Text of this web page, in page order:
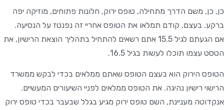
כן, כן, משם הדרך מתחילה, טופס ירוק, חלונות פתוחים, מוזיקה יפה
ברקע. בעצם, קודם תמלאו את הטופס אחריי זה נפנטז על הנסיעה.
אם הגעתם לגיל 15.5 אתם רשאים להתחיל בתהליך הוצאת הרישיון, את
הטסט עצמו תוכלו לעשות בגיל 16.5.
הטופס הירוק הוא בעצם הטופס שאתם ממלאים בכדי לבקש ממשרד
הרישוי רישיון נהיגה. את הטופס ממלאים לפניי השיעורים המעשיים.
אנקדוטה מעניינת, השם טופס ירוק מגיע בגלל שבעבר בכדי טופס ירוק